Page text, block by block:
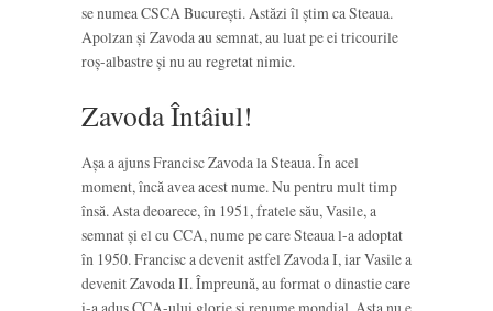
se numea CSCA București. Astăzi îl știm ca Steaua.
Apolzan și Zavoda au semnat, au luat pe ei tricourile
roș-albastre și nu au regretat nimic.
Zavoda Întâiul!
Așa a ajuns Francisc Zavoda la Steaua. În acel
moment, încă avea acest nume. Nu pentru mult timp
însă. Asta deoarece, în 1951, fratele său, Vasile, a
semnat și el cu CCA, nume pe care Steaua l-a adoptat
în 1950. Francisc a devenit astfel Zavoda I, iar Vasile a
devenit Zavoda II. Împreună, au format o dinastie care